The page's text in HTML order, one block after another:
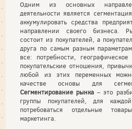
Одним из основных
деятельности является
аккумулировать средства
направлении своего бизнеса.
состоит из покупателей, а
друга по самым разным
все: потребности,
покупательские отношения,
любой из этих переменных
качестве основы для
Сегментирование рынка – это
группы покупателей, для
потребоваться отдельные
маркетинга.